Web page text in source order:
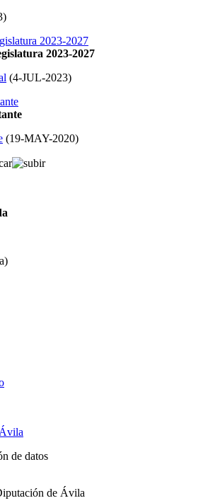
)
2023-2027
(4-JUL-2023)
(19-MAY-2020)
de datos
de Ávila